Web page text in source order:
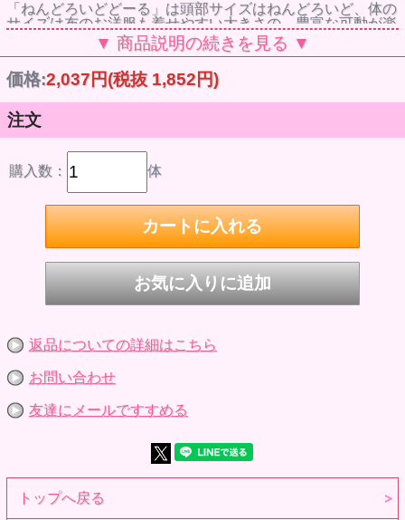
「ねんどろいどどーる」は頭部サイズはねんどろいど、体の
サイズは布のお洋服も着せやすい大きさの、豊富な可動が楽
しめる動かして楽しい手のひらサイズのアクションフィギュ
アです。足裏のマグネットと専用台座で自由なポージングを
楽しめるほか、シーンに合わせた支柱をつかって様々なアク
ションポーズも可能です。専用の長めの首ジョイントは布製
との頭部交換もスムーズに行えますのでお手持ちのキャラク
ターと組み合わせてお楽しみください。
※ねんどろいどの頭部は付属しません。
※お持ちのねんどろいどのキャラクターのデザインによって
は正しく組み付けられない場合がございます。ご了承くださ
い。
※archetype 1.1では付属の台座が最新仕様になりました。
© GOOD SMILE COMPANY
Good Smile Company - ねんどろいどどーる archetype 1.1：
Boy（cream）
▼ 商品説明の続きを見る ▼
価格:2,037円(税抜 1,852円)
注文
購入数： 体
返品についての詳細はこちら
お問い合わせ
友達にメールですすめる
トップへ戻る